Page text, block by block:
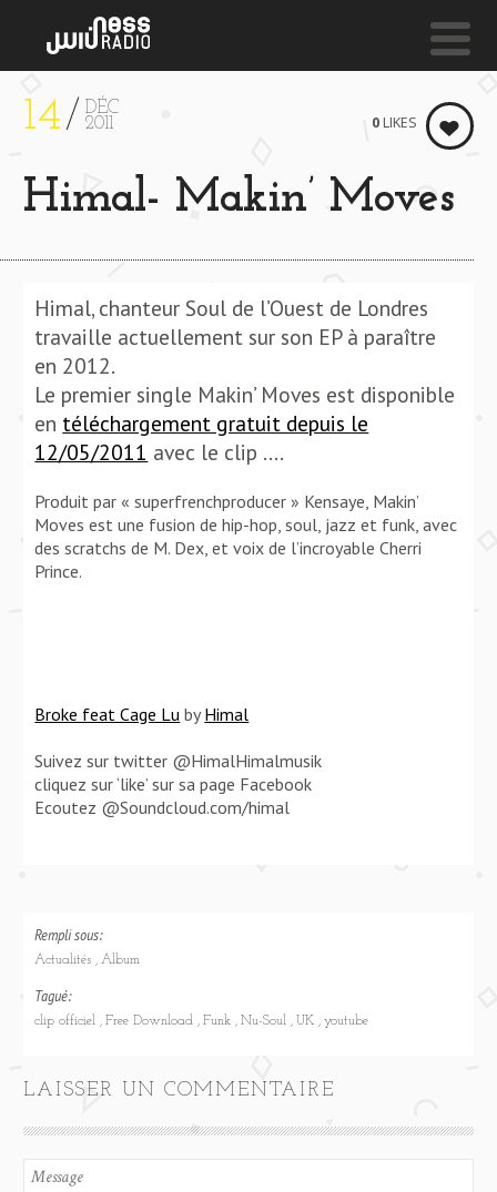
THE_SWORD_WILL_DIE ****
Palm Skin Productions
NESS LIVE !
14
DÉC
2011
Himal- Makin’ Moves
0 LIKES
Himal, chanteur Soul de l’Ouest de Londres
travaille actuellement sur son EP à paraître
en 2012.
Le premier single Makin’ Moves est disponible
en téléchargement gratuit depuis le
12/05/2011 avec le clip ….
Produit par « superfrenchproducer » Kensaye, Makin’
Moves est une fusion de hip-hop, soul, jazz et funk, avec
des scratchs de M. Dex, et voix de l’incroyable Cherri
Prince.
Broke feat Cage Lu byHimal
Suivez sur twitter @HimalHimalmusik
cliquez sur ‘like’ sur sa page Facebook
Ecoutez @Soundcloud.com/himal
Rempli sous:
Actualités Album
Tagué:
clip officiel Free Download Funk Nu-Soul UK youtube
LAISSER UN COMMENTAIRE